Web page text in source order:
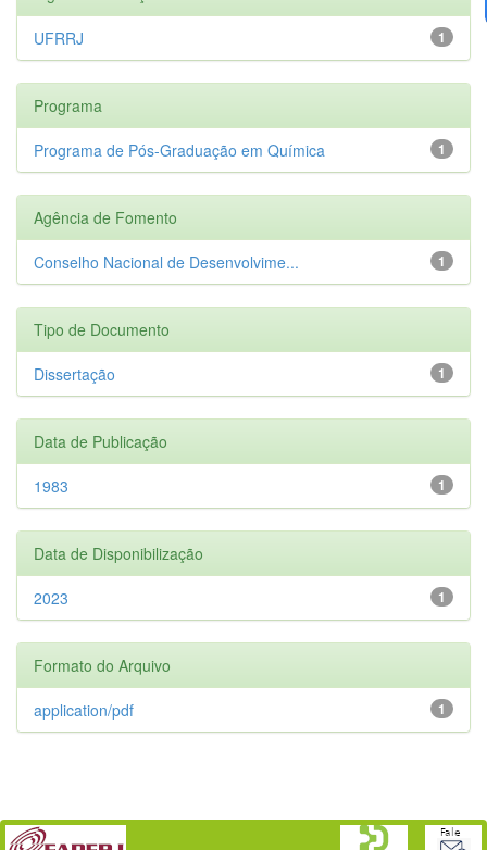
1
UFRRJ
Programa
1
Programa de Pós-Graduação em Química
Agência de Fomento
1
Conselho Nacional de Desenvolvime...
Tipo de Documento
1
Dissertação
Data de Publicação
1
1983
Data de Disponibilização
1
2023
Formato do Arquivo
1
application/pdf